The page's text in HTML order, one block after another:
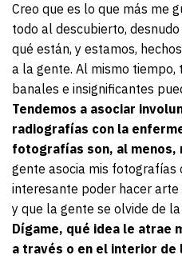
Creo que es lo que más me
todo al descubierto,
qué están, y estamos,
a la gente. Al mismo
banales e insignificantes
Tendemos a asociar
radiografías con la
fotografías son, al
gente asocia mis fotografías
interesante poder hacer arte
y que la gente se olvide de
Dígame, qué idea le atrae
a través o en el interior de